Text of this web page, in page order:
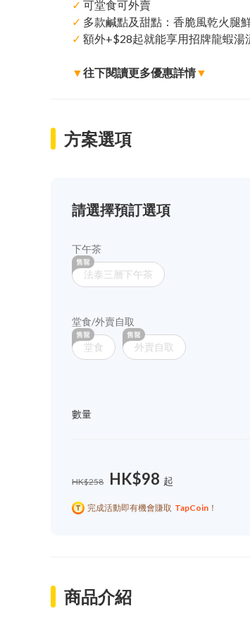
✓ 可堂食可外賣
✓ 多款鹹點及甜點：香脆風乾火腿
✓ 額外+$28起就能享用招牌龍蝦湯
▼往下閱讀更多優惠詳情▼
方案選項
請選擇預訂選項
下午茶
法泰三層下午茶
堂食/外賣自取
堂食 外賣自取
數量
HK$258 HK$98 起
完成活動即有機會賺取 TapCoin ！
商品介紹